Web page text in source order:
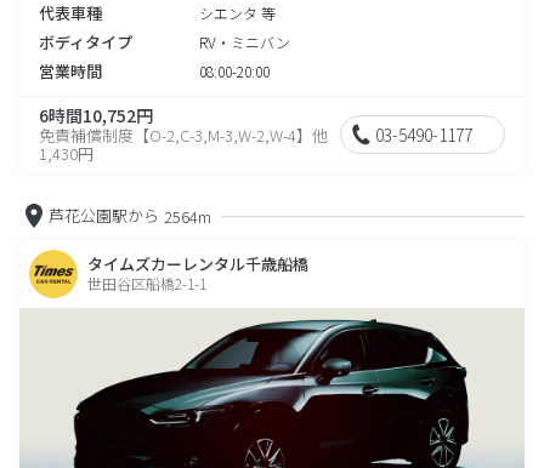
代表車種 シエンタ 等
ボディタイプ RV・ミニバン
営業時間 08:00-20:00
6時間10,752円
免責補償制度【O-2,C-3,M-3,W-2,W-4】他
1,430円
03-5490-1177
芦花公園駅から 2564m
タイムズカーレンタル千歳船橋
世田谷区船橋2-1-1